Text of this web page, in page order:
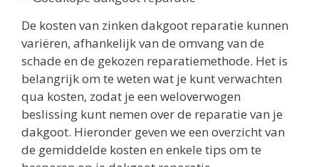
De kosten van zinken dakgoot reparatie kunnen
variëren, afhankelijk van de omvang van de
schade en de gekozen reparatiemethode. Het is
belangrijk om te weten wat je kunt verwachten
qua kosten, zodat je een weloverwogen
beslissing kunt nemen over de reparatie van je
dakgoot. Hieronder geven we een overzicht van
de gemiddelde kosten en enkele tips om te